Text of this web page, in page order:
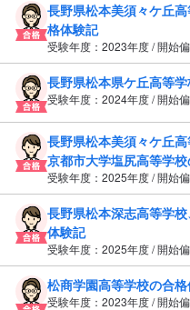
長野県松本美須々ケ丘
格体験記
受験年度：2023年度 / 開始
長野県松本県ケ丘高等
受験年度：2024年度 / 開始
長野県松本美須々ケ丘
京都市大学塩尻高等学
受験年度：2025年度 / 開始
長野県松本深志高等学
体験記
受験年度：2025年度 / 開始
松商学園高等学校の合
受験年度：2023年度 / 開始